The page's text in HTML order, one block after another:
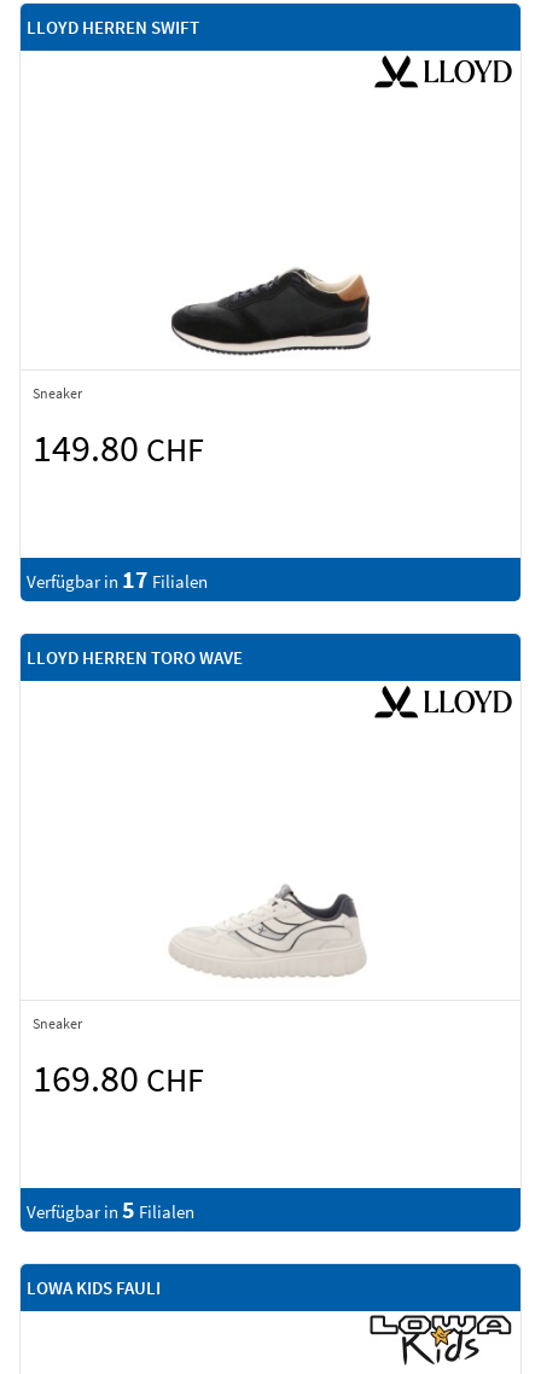
LLOYD HERREN SWIFT
Sneaker
149.80 CHF
Verfügbar in 17 Filialen
LLOYD HERREN TORO WAVE
Sneaker
169.80 CHF
Verfügbar in 5 Filialen
LOWA KIDS FAULI